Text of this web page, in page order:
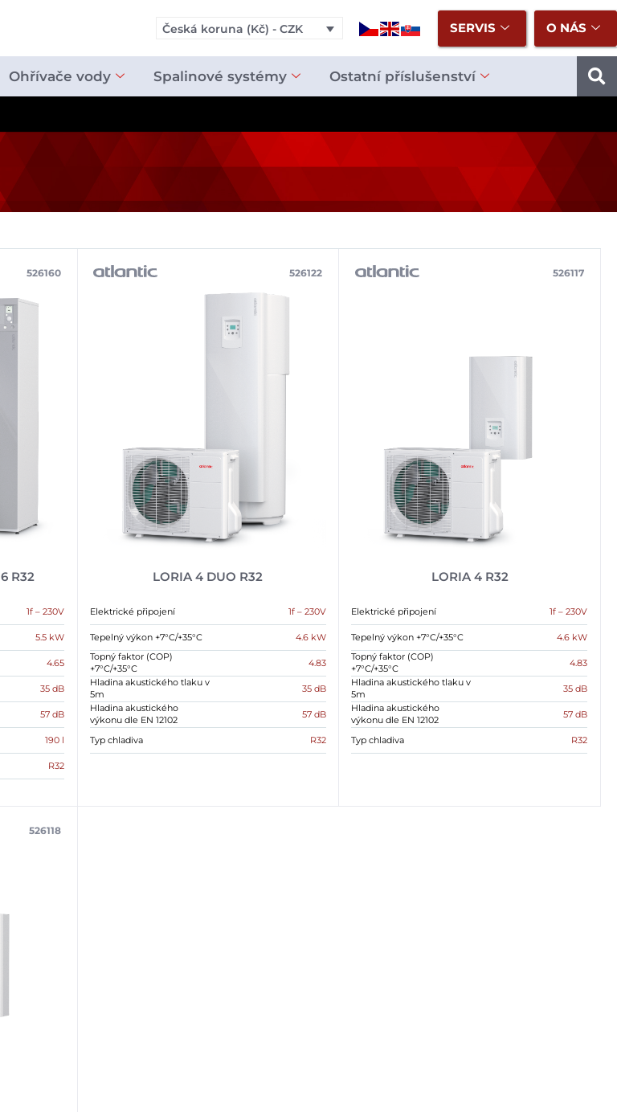
Česká koruna (Kč) - CZK SERVIS O NÁS
Ohřívače vody Spalinové systémy Ostatní příslušenství
R32
526160
1f – 230V
5.5 kW
4.65
35 dB
57 dB
190 l
R32
LORIA 4 DUO R32
526122
Elektrické připojení 1f – 230V
Tepelný výkon +7°C/+35°C
4.6 kW
Topný faktor (COP)
+7°C/+35°C
4.83
Hladina akustického tlaku v
5m
35 dB
Hladina akustického
výkonu dle EN 12102
57 dB
Typ chladiva R32
LORIA 4 R32
526117
Elektrické připojení 1f – 230V
Tepelný výkon +7°C/+35°C
4.6 kW
Topný faktor (COP)
+7°C/+35°C
4.83
Hladina akustického tlaku v
5m
35 dB
Hladina akustického
výkonu dle EN 12102
57 dB
Typ chladiva R32
526118